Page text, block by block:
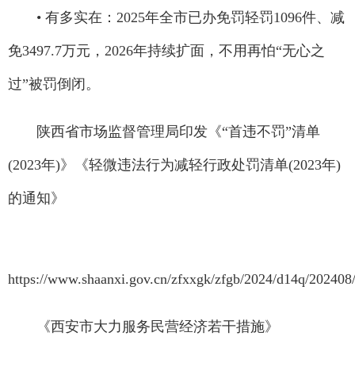
• 有多实在：2025年全市已办免罚轻罚1096件、减
免3497.7万元，2026年持续扩面，不用再怕“无心之
过”被罚倒闭。
陕西省市场监督管理局印发《“首违不罚”清单
(2023年)》《轻微违法行为减轻行政处罚清单(2023年)
的通知》
https://www.shaanxi.gov.cn/zfxxgk/zfgb/2024/d14q/
《西安市大力服务民营经济若干措施》